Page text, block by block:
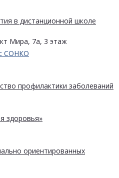
в дистанционной школе
СОНКО
профилактики заболеваний
здоровья»
ориентированных
Мира, 7а, 3 этаж